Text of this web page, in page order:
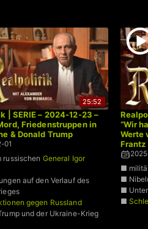
25:52
| SERIE – 2024-12-23 –
Friedenstruppen in
& Donald Trump
01
russischen General Igor
auf den Verlauf des
gegen Russland
und der Ukraine-Krieg
“Wir
Werte
Frantz
■
■
■
■